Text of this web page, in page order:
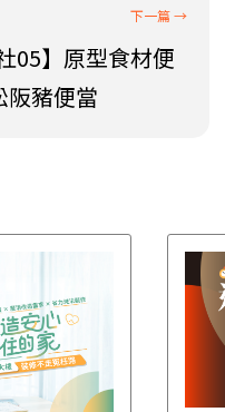
05】原型食材便
阪豬便當